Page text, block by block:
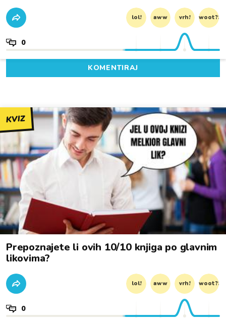
lol! aww vrh! woot?!
0
KOMENTIRAJ
KVIZ
Prepoznajete li ovih 10/10 knjiga po glavnim
likovima?
lol! aww vrh! woot?!
0